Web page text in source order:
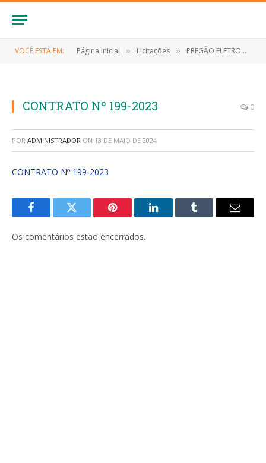
VOCÊ ESTÁ EM: Página Inicial » Licitações » PREGÃO ELETRONICO Nº 025/2023/SRP (Contratação de empresa especializada para fornecimento de materiais de consumo (expediente))
CONTRATO Nº 199-2023 0
POR ADMINISTRADOR ON 13 DE MAIO DE 2024
CONTRATO Nº 199-2023
FacebookTwitter Pinterest LinkedInTumblr
E-
Os comentários estão encerrados.